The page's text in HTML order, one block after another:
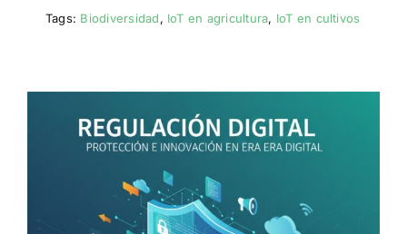
Tags: Biodiversidad, IoT en agricultura, IoT en cultivos